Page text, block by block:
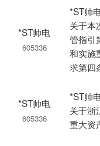
*ST帅电
605336
*ST帅
关于本
管指
和实施
求第四
*ST帅电
605336
*ST帅
关于浙
重大资